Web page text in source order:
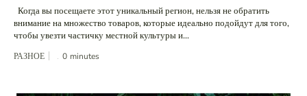
внимание на множество товаров, которые идеально подойдут для того,
чтобы увезти частичку местной культуры и...
РАЗНОЕ 0 minutes